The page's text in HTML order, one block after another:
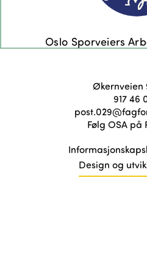
Økernveien
917 46
Følg OSA på
Design og